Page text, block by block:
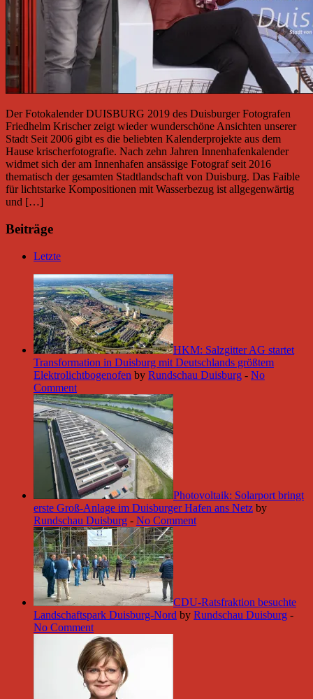
Der Fotokalender DUISBURG 2019 des Duisburger Fotografen
Friedhelm Krischer zeigt wieder wunderschöne Ansichten unserer
Stadt Seit 2006 gibt es die beliebten Kalenderprojekte aus dem
Hause krischerfotografie. Nach zehn Jahren Innenhafenkalender
widmet sich der am Innenhafen ansässige Fotograf seit 2016
thematisch der gesamten Stadtlandschaft von Duisburg. Das Faible
für lichtstarke Kompositionen mit Wasserbezug ist allgegenwärtig
und […]
Beiträge
Letzte
HKM: Salzgitter AG startet
Transformation in Duisburg mit Deutschlands größtem
Elektrolichtbogenofen by Rundschau Duisburg - No
Comment
Photovoltaik: Solarport bringt
erste Groß-Anlage im Duisburger Hafen ans Netz by
Rundschau Duisburg - No Comment
CDU-Ratsfraktion besuchte
Landschaftspark Duisburg-Nord by Rundschau Duisburg -
No Comment